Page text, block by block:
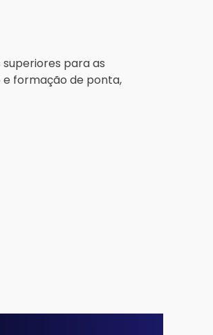
superiores para as
formação de ponta,